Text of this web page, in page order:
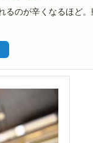
のが辛くなるほど